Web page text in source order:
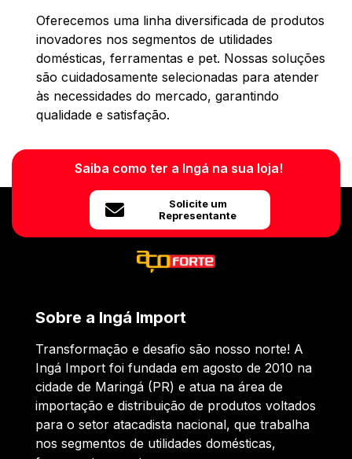
Oferecemos uma linha diversificada de produtos
inovadores nos segmentos de utilidades
domésticas, ferramentas e pet. Nossas soluções
são cuidadosamente selecionadas para atender
às necessidades do mercado, garantindo
qualidade e satisfação.
Saiba como ter a Ingá na sua loja!
Solicite um
Representante
Sobre a Ingá Import
Transformação e desafio são nosso norte! A
Ingá Import foi fundada em agosto de 2010 na
cidade de Maringá (PR) e atua na área de
importação e distribuição de produtos voltados
para o setor atacadista nacional, que trabalha
nos segmentos de utilidades domésticas,